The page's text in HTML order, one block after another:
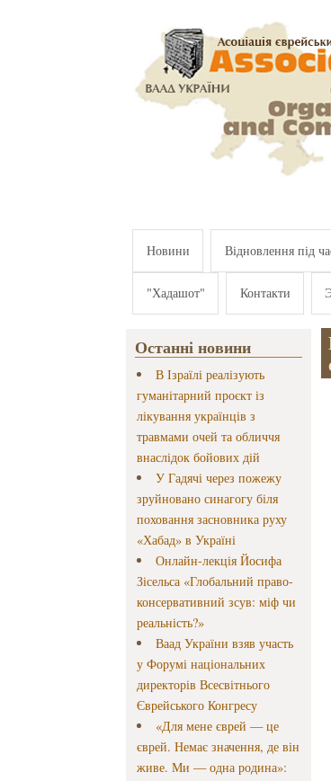
Новини Відновлення під
"Хадашот" Контакти
Останні новини
В Ізраїлі реалізують
гуманітарний проєкт із
лікування українців з
травмами очей та обличчя
внаслідок бойових дій
У Гадячі через пожежу
зруйновано синагогу біля
поховання засновника руху
«Хабад» в Україні
Онлайн-лекція Йосифа
Зісельса «Глобальний право-
консервативний зсув: міф чи
реальність?»
Ваад України взяв участь
у Форумі національних
директорів Всесвітнього
Єврейського Конгресу
«Для мене єврей — це
єврей. Немає значення, де він
живе. Ми — одна родина»: